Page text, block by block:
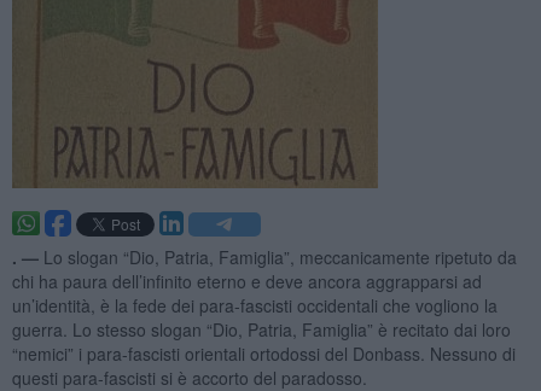
. — Lo slogan “Dio, Patria, Famiglia”, meccanicamente ripetuto da
chi ha paura dell’infinito eterno e deve ancora aggrapparsi ad
un’identità, è la fede dei para-fascisti occidentali che vogliono la
guerra. Lo stesso slogan “Dio, Patria, Famiglia” è recitato dai loro
“nemici” i para-fascisti orientali ortodossi del Donbass. Nessuno di
questi para-fascisti si è accorto del paradosso.